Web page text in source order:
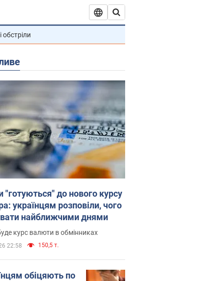
обстріли
"готуються" до нового курсу
українцям розповіли, чого
найближчими днями
курс валюти в обмінниках
22:58 150,5 т.
обіцяють по